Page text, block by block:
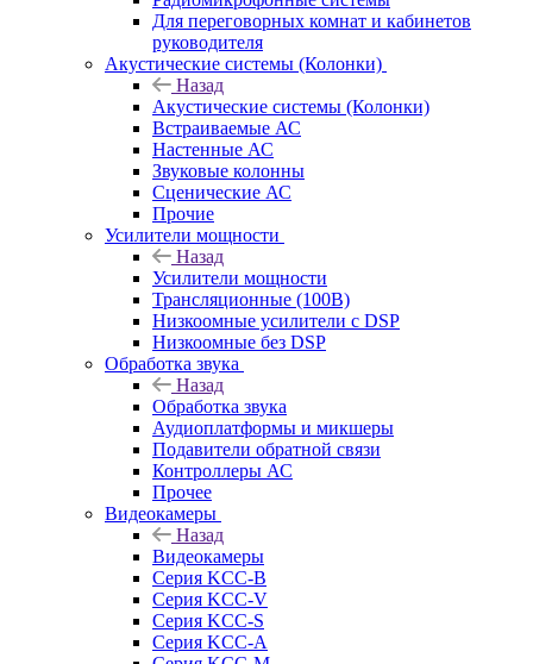
Для переговорных комнат и кабинетов
руководителя
Акустические системы (Колонки)
Назад
Акустические системы (Колонки)
Встраиваемые АС
Настенные АС
Звуковые колонны
Сценические АС
Прочие
Усилители мощности
Назад
Усилители мощности
Трансляционные (100В)
Низкоомные усилители с DSP
Низкоомные без DSP
Обработка звука
Назад
Обработка звука
Аудиоплатформы и микшеры
Подавители обратной связи
Контроллеры АС
Прочее
Видеокамеры
Назад
Видеокамеры
Серия KCC-B
Серия KCC-V
Серия KCC-S
Серия KCC-A